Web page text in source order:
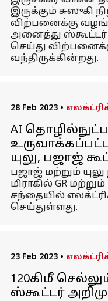
இருக்கும் சுஸுகி
விற்பனைக்கு
அனைத்து
செய்து
வந்திருக்கின்றது.
28 Feb 2023 •
AI
யுலு, பஜாஜ்
பஜாஜ் மற்றும்
மிராகில் GR
சந்தையில்
செய்துள்ளது.
23 Feb 2023 •
120கிமீ
ஸ்கூட்டர்